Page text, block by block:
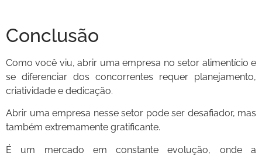
Conclusão
Como você viu, abrir uma empresa no setor alimentício e
se diferenciar dos concorrentes requer planejamento,
criatividade e dedicação.
Abrir uma empresa nesse setor pode ser desafiador, mas
também extremamente gratificante.
É um mercado em constante evolução, onde a